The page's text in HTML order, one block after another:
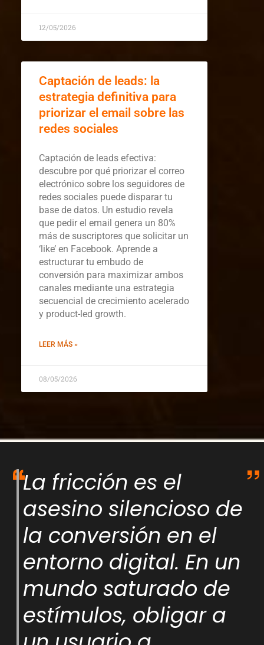
12/05/2026
Captación de leads: la
estrategia definitiva para
priorizar el email sobre las
redes sociales
Captación de leads efectiva:
descubre por qué priorizar el correo
electrónico sobre los seguidores de
redes sociales puede disparar tu
base de datos. Un estudio revela
que pedir el email genera un 80%
más de suscriptores que solicitar un
‘like’ en Facebook. Aprende a
estructurar tu embudo de
conversión para maximizar ambos
canales mediante una estrategia
secuencial de crecimiento acelerado
y product-led growth.
LEER MÁS »
08/05/2026
La fricción es el
asesino silencioso de
la conversión en el
entorno digital. En un
mundo saturado de
estímulos, obligar a